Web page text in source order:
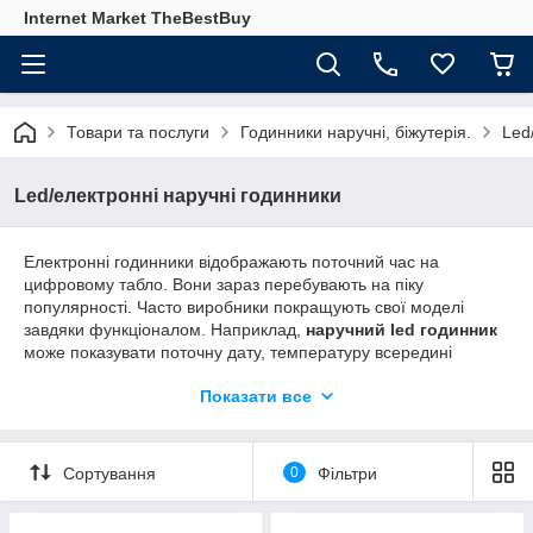
Internet Market TheBestBuy
Товари та послуги Годинники наручні, біжутерія.
Led/електронні наручні годинники
Електронні годинники відображають поточний час на
цифровому табло. Вони зараз перебувають на піку
популярності. Часто виробники покращують свої моделі
завдяки функціоналом. Наприклад, наручний led годинник
може показувати поточну дату, температуру всередині
датчиків вологості або тиску.
Барвистий аксесуар зібраний з діодів, тому виглядає
незвично. Зовнішня привабливість – не єдина їх перевага.
Уваги заслуговує ще й вражаюча функціональність.
Показати все
Сортування 0 Фільтри